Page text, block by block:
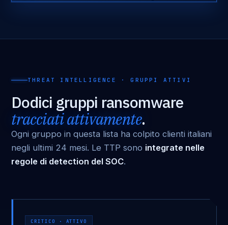
THREAT INTELLIGENCE · GRUPPI ATTIVI
Dodici gruppi ransomware
tracciati attivamente.
Ogni gruppo in questa lista ha colpito clienti italiani
negli ultimi 24 mesi. Le TTP sono integrate nelle
regole di detection del SOC.
CRITICO · ATTIVO